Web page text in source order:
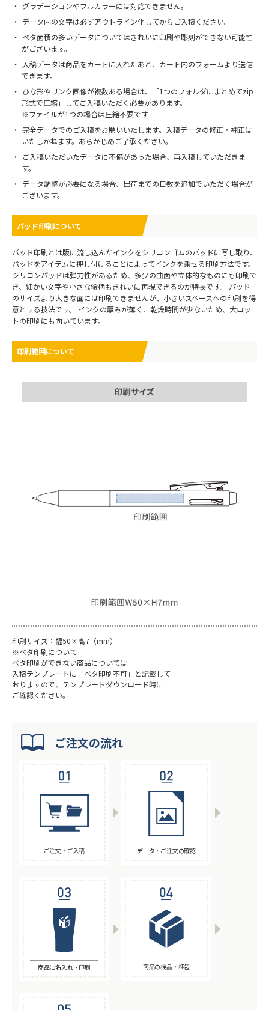
グラデーションやフルカラーには対応できません。
データ内の文字は必ずアウトライン化してからご入稿ください。
ベタ面積の多いデータについてはきれいに印刷や彫刻ができない可能性
がございます。
入稿データは商品をカートに入れたあと、カート内のフォームより送信
できます。
ひな形やリンク画像が複数ある場合は、「1つのフォルダにまとめてzip
形式で圧縮」してご入稿いただく必要があります。
※ファイルが1つの場合は圧縮不要です
完全データでのご入稿をお願いいたします。入稿データの修正・補正は
いたしかねます。あらかじめご了承ください。
ご入稿いただいたデータに不備があった場合、再入稿していただきま
す。
データ調整が必要になる場合、出荷までの日数を追加でいただく場合が
ございます。
パッド印刷について
パッド印刷とは版に流し込んだインクをシリコンゴムのパッドに写し取り、
パッドをアイテムに押し付けることによってインクを乗せる印刷方法です。
シリコンパッドは弾力性があるため、多少の曲面や立体的なものにも印刷で
き、細かい文字や小さな絵柄もきれいに再現できるのが特長です。 パッド
のサイズより大きな面には印刷できませんが、小さいスペースへの印刷を得
意とする技法です。 インクの厚みが薄く、乾燥時間が少ないため、大ロッ
トの印刷にも向いています。
印刷範囲について
印刷サイズ：幅50×高7（mm）
※ベタ印刷について
ベタ印刷ができない商品については
入稿テンプレートに「ベタ印刷不可」と記載して
おりますので、テンプレートダウンロード時に
ご確認ください。
ご注文の流れ
ご注文・ご入稿 データ・ご注文の確認
商品に名入れ・印刷 商品の検品・梱包